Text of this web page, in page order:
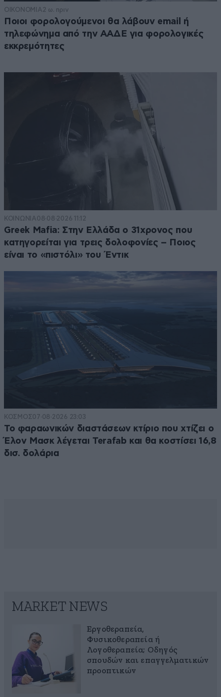
ΟΙΚΟΝΟΜΙΑ 2 ω. πριν
Ποιοι φορολογούμενοι θα λάβουν email ή
τηλεφώνημα από την ΑΑΔΕ για φορολογικές
εκκρεμότητες
ΚΟΙΝΩΝΙΑ08·08·2026 11:12
Greek Mafia: Στην Ελλάδα ο 31χρονος που
κατηγορείται για τρεις δολοφονίες – Ποιος
είναι το «πιστόλι» του Έντικ
ΚΟΣΜΟΣ07·08·2026 23:03
Το φαραωνικών διαστάσεων κτίριο που χτίζει ο
Έλον Μασκ λέγεται Terafab και θα κοστίσει 16,8
δισ. δολάρια
MARKET NEWS
Εργοθεραπεία,
Φυσικοθεραπεία ή
Λογοθεραπεία; Οδηγός
σπουδών και επαγγελματικών
προοπτικών